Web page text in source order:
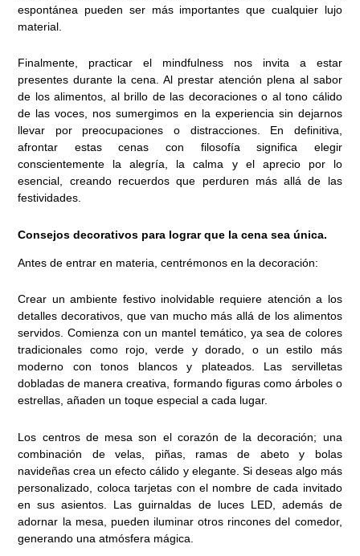
espontánea pueden ser más importantes que cualquier lujo
material.
Finalmente, practicar el mindfulness nos invita a estar
presentes durante la cena. Al prestar atención plena al sabor
de los alimentos, al brillo de las decoraciones o al tono cálido
de las voces, nos sumergimos en la experiencia sin dejarnos
llevar por preocupaciones o distracciones. En definitiva,
afrontar estas cenas con filosofía significa elegir
conscientemente la alegría, la calma y el aprecio por lo
esencial, creando recuerdos que perduren más allá de las
festividades.
Consejos decorativos para lograr que la cena sea única.
Antes de entrar en materia, centrémonos en la decoración:
Crear un ambiente festivo inolvidable requiere atención a los
detalles decorativos, que van mucho más allá de los alimentos
servidos. Comienza con un mantel temático, ya sea de colores
tradicionales como rojo, verde y dorado, o un estilo más
moderno con tonos blancos y plateados. Las servilletas
dobladas de manera creativa, formando figuras como árboles o
estrellas, añaden un toque especial a cada lugar.
Los centros de mesa son el corazón de la decoración; una
combinación de velas, piñas, ramas de abeto y bolas
navideñas crea un efecto cálido y elegante. Si deseas algo más
personalizado, coloca tarjetas con el nombre de cada invitado
en sus asientos. Las guirnaldas de luces LED, además de
adornar la mesa, pueden iluminar otros rincones del comedor,
generando una atmósfera mágica.